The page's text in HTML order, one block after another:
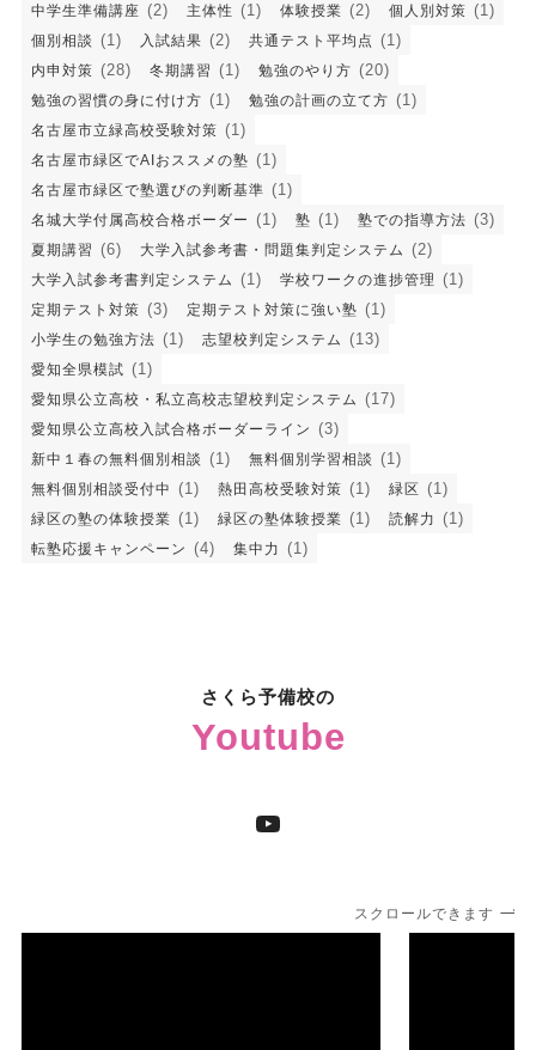
中学生準備講座 (2) 主体性 (1) 体験授業 (2) 個人別対策 (1)
個別相談 (1) 入試結果 (2) 共通テスト平均点 (1)
内申対策 (28) 冬期講習 (1) 勉強のやり方 (20)
勉強の習慣の身に付け方 (1) 勉強の計画の立て方 (1)
名古屋市立緑高校受験対策 (1)
名古屋市緑区でAIおススメの塾 (1)
名古屋市緑区で塾選びの判断基準 (1)
名城大学付属高校合格ボーダー (1) 塾 (1) 塾での指導方法 (3)
夏期講習 (6) 大学入試参考書・問題集判定システム (2)
大学入試参考書判定システム (1) 学校ワークの進捗管理 (1)
定期テスト対策 (3) 定期テスト対策に強い塾 (1)
小学生の勉強方法 (1) 志望校判定システム (13)
愛知全県模試 (1)
愛知県公立高校・私立高校志望校判定システム (17)
愛知県公立高校入試合格ボーダーライン (3)
新中１春の無料個別相談 (1) 無料個別学習相談 (1)
無料個別相談受付中 (1) 熱田高校受験対策 (1) 緑区 (1)
緑区の塾の体験授業 (1) 緑区の塾体験授業 (1) 読解力 (1)
転塾応援キャンペーン (4) 集中力 (1)
さくら予備校の
Youtube
YouTube
スクロールできます